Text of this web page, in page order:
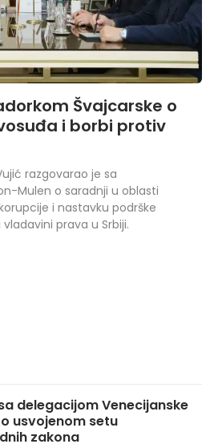
Švajcarske o
i borbi protiv
razgovarao je sa
Mulen o saradnji u oblasti
i nastavku podrške
prava u Srbiji.
delegacijom Venecijanske
usvojenom setu
zakona